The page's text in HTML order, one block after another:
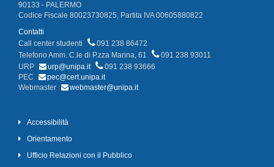
90133 - PALERMO
Codice Fiscale 80023730825, Partita IVA 00605880822
Contatti
Call center studenti
091 238 86472
Telefono Amm. C.le di P.zza Marina, 61
091 238 93011
URP
urp@unipa.it
091 238 93666
PEC
pec@cert.unipa.it
Webmaster
webmaster@unipa.it
Accessibilità
Orientamento
Ufficio Relazioni con il Pubblico